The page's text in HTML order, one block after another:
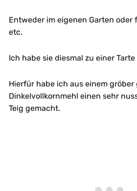
Entweder im eigenen Garten oder
etc.
Ich habe sie diesmal zu einer
Hierfür habe ich aus einem gröber
Dinkelvollkornmehl einen sehr
Teig gemacht.